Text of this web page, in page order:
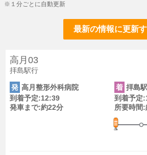
※１分ごとに自動更新
最新の情報に更新
高月03
拝島駅行
発 高月整形外科病院
到着予定:12:39
発車まで:約22分
着 拝島駅
到着予定
所要時間